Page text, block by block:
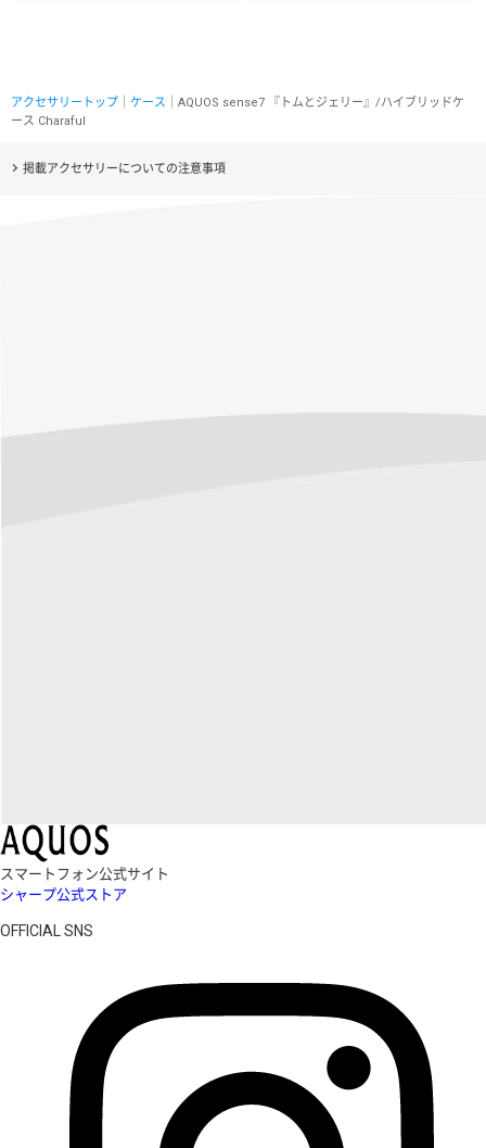
アクセサリートップ ケース ｜AQUOS sense7 『トムとジェリー』/ハイブリッドケ
ース Charaful
掲載アクセサリーについての注意事項
スマートフォン公式サイト
シャープ公式ストア
OFFICIAL SNS